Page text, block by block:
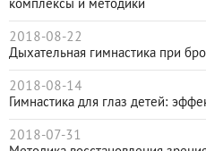
комплексы и методики
2018-08-22
Дыхательная гимнастика при
2018-08-14
Гимнастика для глаз детей:
2018-07-31